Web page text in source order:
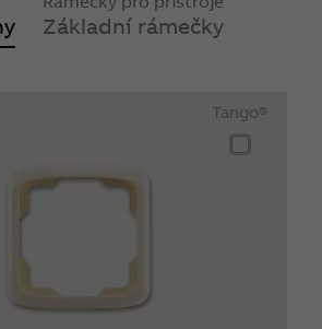
Základní rámečky
Tango®